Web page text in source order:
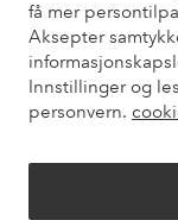
få mer
Aksepter
Innstillinger og
personvern.
Mine sider